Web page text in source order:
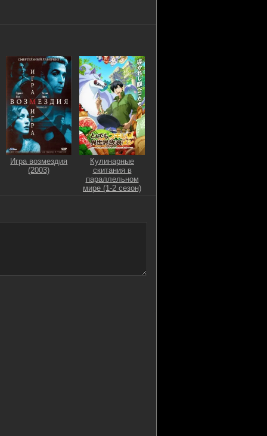
Игра возмездия
(2003)
Кулинарные
скитания в
параллельном
мире (1-2 сезон)